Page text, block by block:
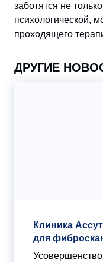
заботятся не
психологической,
проходящего
ДРУГИЕ
Клиника
для